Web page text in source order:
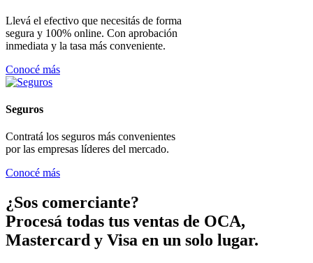
Llevá el efectivo que necesitás de forma
segura y 100% online. Con aprobación
inmediata y la tasa más conveniente.
Conocé más
Seguros
Contratá los seguros más convenientes
por las empresas líderes del mercado.
Conocé más
¿Sos comerciante?
Procesá todas tus ventas de OCA,
Mastercard y Visa en un solo lugar.